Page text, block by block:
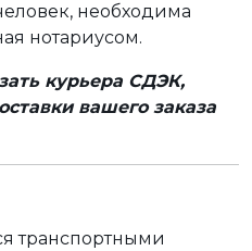
необходима
нотариусом.
курьера СДЭК,
вашего заказа
транспортными